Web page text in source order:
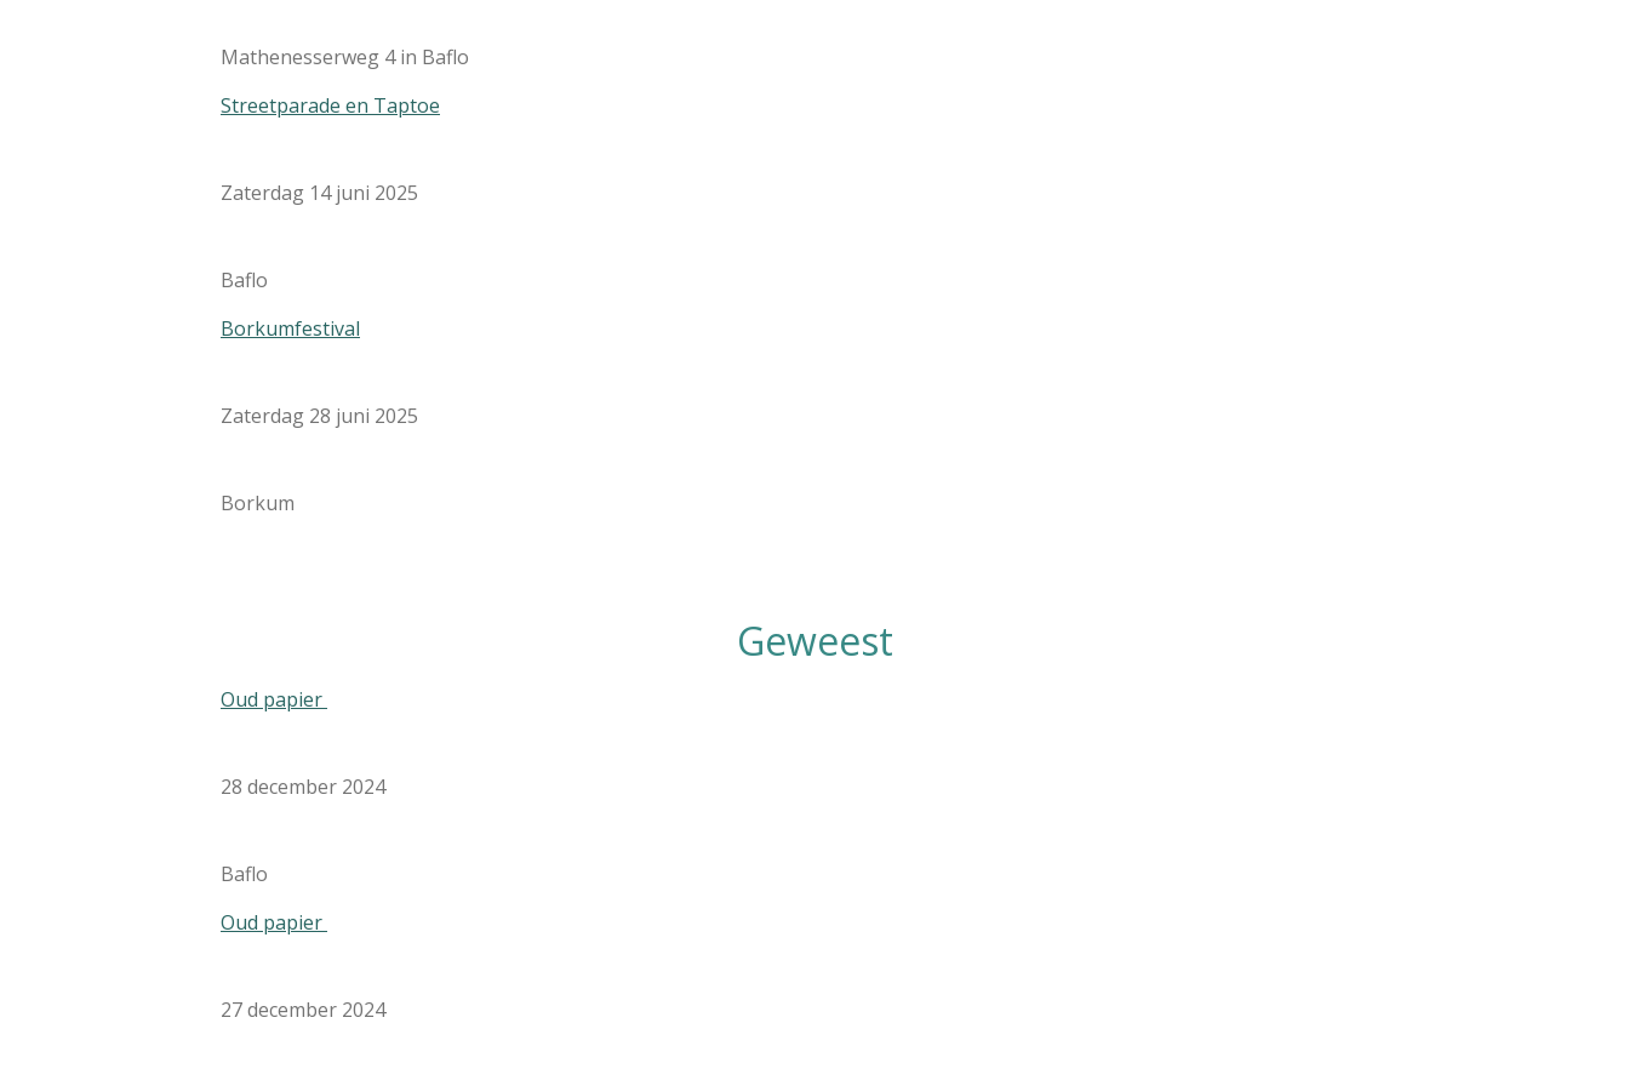
Mathenesserweg 4 in Baflo
Streetparade en Taptoe
Zaterdag 14 juni 2025
Baflo
Borkumfestival
Zaterdag 28 juni 2025
Borkum
Geweest
Oud papier
28 december 2024
Baflo
Oud papier
27 december 2024